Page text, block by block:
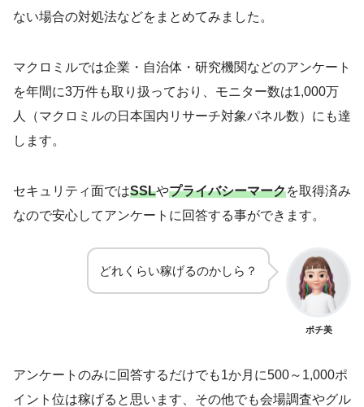
ない場合の対処法などをまとめてみました。
マクロミルでは企業・自治体・研究機関などのアンケート
を年間に3万件も取り扱っており、モニター数は1,000万
人（マクロミルの日本国内リサーチ対象パネル数）にも達
します。
セキュリティ面ではSSLやプライバシーマークを取得済み
なので安心してアンケートに回答する事ができます。
どれくらい稼げるのかしら？
ポチ美
アンケートのみに回答するだけでも1か月に500～1,000ポ
イント位は稼げると思います、その他でも会場調査やグル